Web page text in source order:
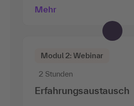
Mehr
Modul 2: Webinar
2 Stunden
Erfahrungsaustausch